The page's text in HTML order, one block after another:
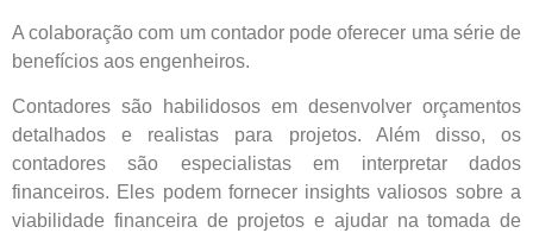
A colaboração com um contador pode oferecer uma série de
benefícios aos engenheiros.
Contadores são habilidosos em desenvolver orçamentos
detalhados e realistas para projetos. Além disso, os
contadores são especialistas em interpretar dados
financeiros. Eles podem fornecer insights valiosos sobre a
viabilidade financeira de projetos e ajudar na tomada de